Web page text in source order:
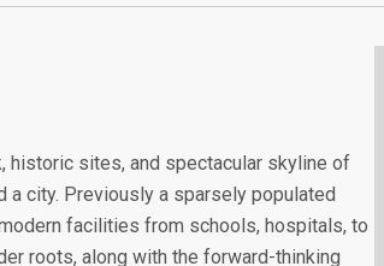
historic sites, and spectacular skyline of
a city. Previously a sparsely populated
facilities from schools, hospitals, to
roots, along with the forward-thinking